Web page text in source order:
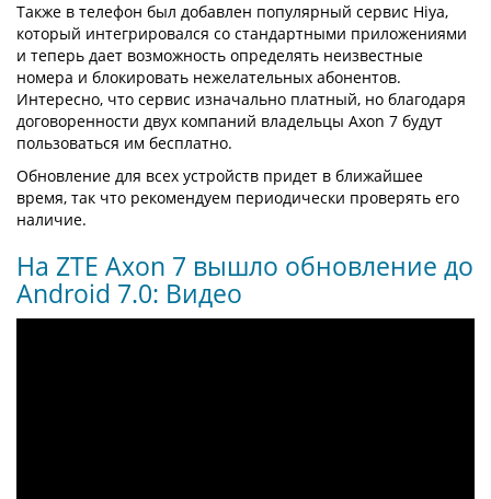
Также в телефон был добавлен популярный сервис Hiya,
который интегрировался со стандартными приложениями
и теперь дает возможность определять неизвестные
номера и блокировать нежелательных абонентов.
Интересно, что сервис изначально платный, но благодаря
договоренности двух компаний владельцы Axon 7 будут
пользоваться им бесплатно.
Обновление для всех устройств придет в ближайшее
время, так что рекомендуем периодически проверять его
наличие.
На ZTE Axon 7 вышло обновление до
Android 7.0: Видео